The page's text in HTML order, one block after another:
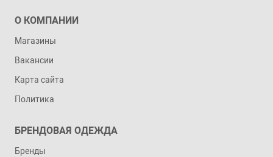
О КОМПАНИИ
Магазины
Вакансии
Карта сайта
Политика
БРЕНДОВАЯ ОДЕЖДА
Бренды